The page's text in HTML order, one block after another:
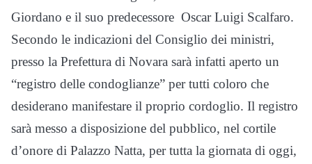
Giordano e il suo predecessore Oscar Luigi Scalfaro.
Secondo le indicazioni del Consiglio dei ministri,
presso la Prefettura di Novara sarà infatti aperto un
“registro delle condoglianze” per tutti coloro che
desiderano manifestare il proprio cordoglio. Il registro
sarà messo a disposizione del pubblico, nel cortile
d’onore di Palazzo Natta, per tutta la giornata di oggi,